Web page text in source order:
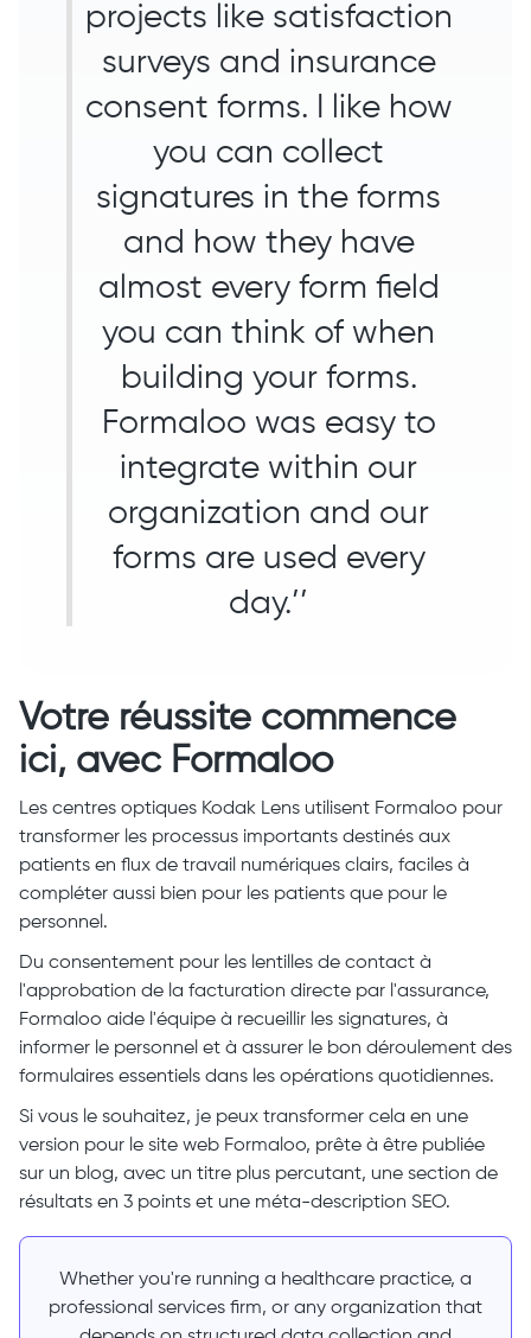
projects like satisfaction
surveys and insurance
consent forms. I like how
you can collect
signatures in the forms
and how they have
almost every form field
you can think of when
building your forms.
Formaloo was easy to
integrate within our
organization and our
forms are used every
day.’’
Votre réussite commence
ici, avec Formaloo
Les centres optiques Kodak Lens utilisent Formaloo pour
transformer les processus importants destinés aux
patients en flux de travail numériques clairs, faciles à
compléter aussi bien pour les patients que pour le
personnel.
Du consentement pour les lentilles de contact à
l'approbation de la facturation directe par l'assurance,
Formaloo aide l'équipe à recueillir les signatures, à
informer le personnel et à assurer le bon déroulement des
formulaires essentiels dans les opérations quotidiennes.
Si vous le souhaitez, je peux transformer cela en une
version pour le site web Formaloo, prête à être publiée
sur un blog, avec un titre plus percutant, une section de
résultats en 3 points et une méta-description SEO.
Whether you're running a healthcare practice, a
professional services firm, or any organization that